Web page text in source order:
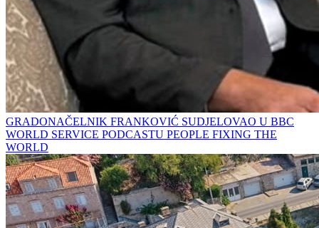
GRADONAČELNIK FRANKOVIĆ SUDJELOVAO U BBC
WORLD SERVICE PODCASTU PEOPLE FIXING THE
WORLD